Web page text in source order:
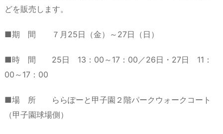
どを販売します。
■期 間 ７月25日（金）～27日（日）
■時 間 25日 13：00～17：00／26日・27日 11：
00～17：00
■場 所 ららぽーと甲子園２階パークウォークコート
（甲子園球場側）